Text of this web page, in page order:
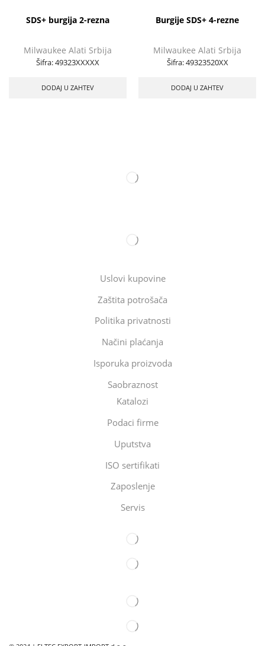
SDS+ burgija 2-rezna
Milwaukee Alati Srbija
Šifra:49323XXXXX
DODAJ U ZAHTEV
Burgije SDS+ 4-rezne
Milwaukee Alati Srbija
Šifra:49323520XX
DODAJ U ZAHTEV
Uslovi kupovine
Zaštita potrošača
Politika privatnosti
Načini plaćanja
Isporuka proizvoda
Saobraznost
Katalozi
Podaci firme
Uputstva
ISO sertifikati
Zaposlenje
Servis